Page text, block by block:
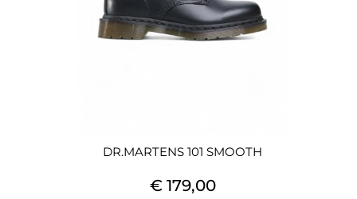
DR.MARTENS 101 SMOOTH
€ 179,00